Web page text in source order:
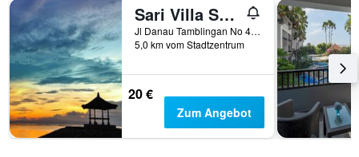
Sari Villa Sanur Beach
Jl Danau Tamblingan No 47 A, Denpasar, Indonesien
5,0 km vom Stadtzentrum
20 €
Zum Angebot